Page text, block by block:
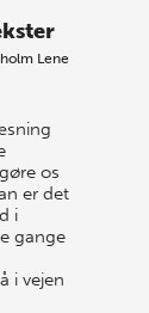
igen i
den
Lene
os
er det
i
gange
i vejen